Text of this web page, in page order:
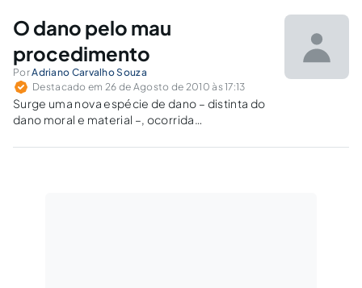
O dano pelo mau
procedimento
PorAdriano Carvalho Souza
Destacado em 26 de Agosto de 2010 às 17:13
Surge uma nova espécie de dano – distinta do
dano moral e material –, ocorrida